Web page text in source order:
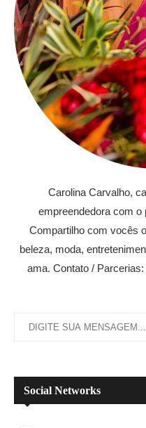
Carolina Carvalho,
empreendedora com o
Compartilho com vocês
beleza, moda,
ama. Contato /
Social Networks